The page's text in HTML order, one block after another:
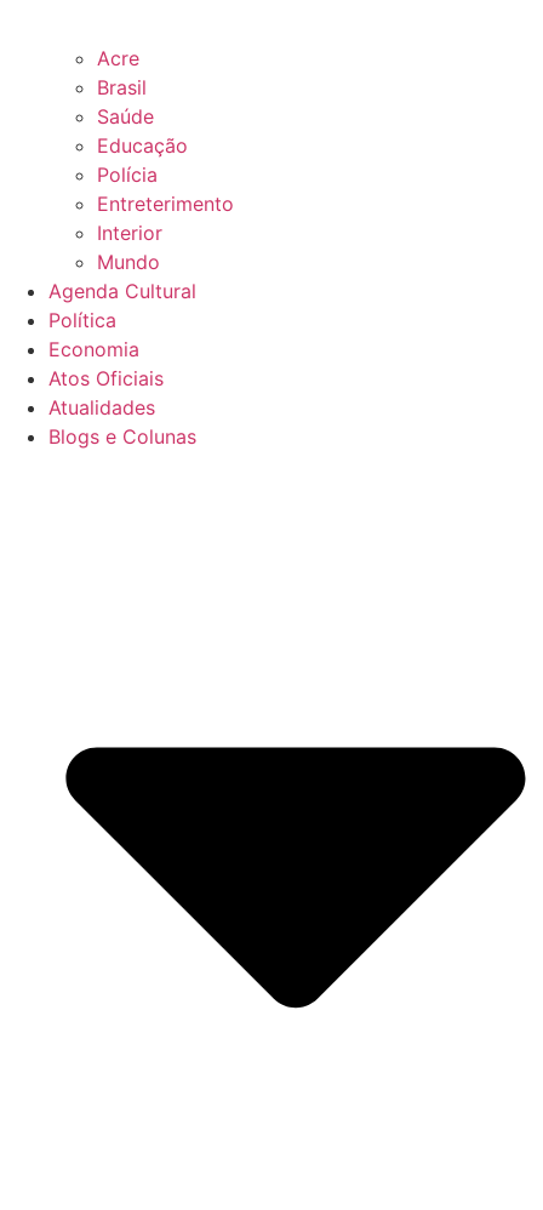
Acre
Brasil
Saúde
Educação
Polícia
Entreterimento
Interior
Mundo
Agenda Cultural
Política
Economia
Atos Oficiais
Atualidades
Blogs e Colunas